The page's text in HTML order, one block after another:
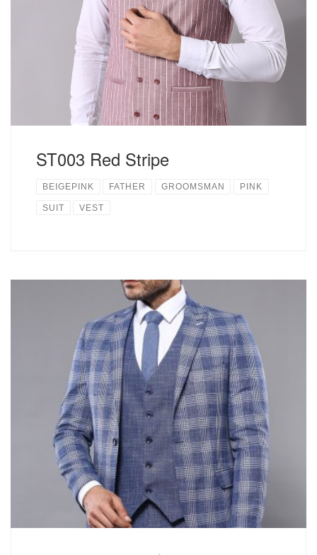
でのレンタルもOK. パンツは全サイズ揃っています。
ST003 Red Stripe
BEIGEPINK FATHER GROOMSMAN PINK
SUIT VEST
麻素材のジャケットとベストでさわやかな印象の３Pcセッ
ト。ジャケットなしでのレンタルもOK. デニムのような涼し
気な素材です。お父様用としても、フォトツアーにでもご利
用ください...
読む